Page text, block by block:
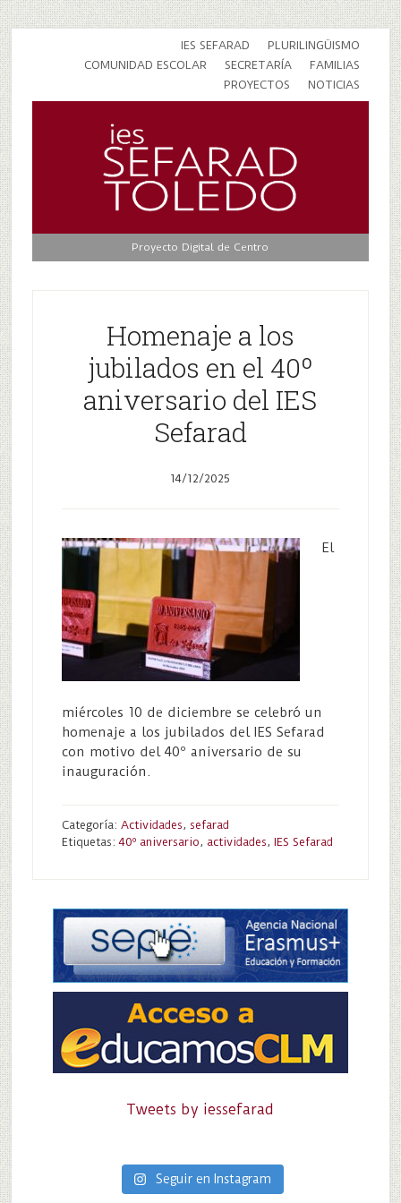
IES SEFARAD
PLURILINGÜISMO
COMUNIDAD ESCOLAR
SECRETARÍA
FAMILIAS
PROYECTOS
NOTICIAS
Proyecto Digital de Centro
Homenaje a los
jubilados en el 40º
aniversario del IES
Sefarad
14/12/2025
El
miércoles 10 de diciembre se celebró un
homenaje a los jubilados del IES Sefarad
con motivo del 40º aniversario de su
inauguración.
Categoría: Actividades, sefarad
Etiquetas:40º aniversario, actividades, IES Sefarad
Tweets by iessefarad
Seguir en Instagram